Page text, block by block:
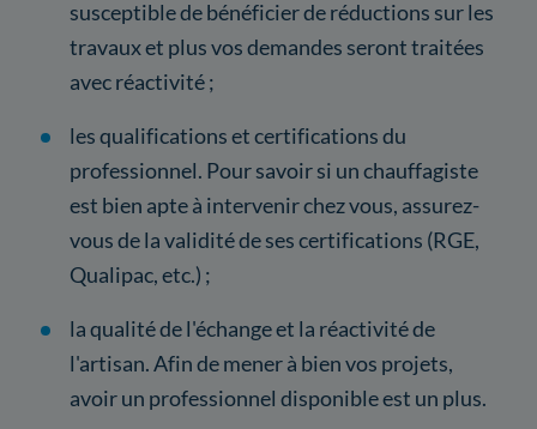
susceptible de bénéficier de réductions sur les
travaux et plus vos demandes seront traitées
avec réactivité ;
les qualifications et certifications du
professionnel. Pour savoir si un chauffagiste
est bien apte à intervenir chez vous, assurez-
vous de la validité de ses certifications (RGE,
Qualipac, etc.) ;
la qualité de l'échange et la réactivité de
l'artisan. Afin de mener à bien vos projets,
avoir un professionnel disponible est un plus.